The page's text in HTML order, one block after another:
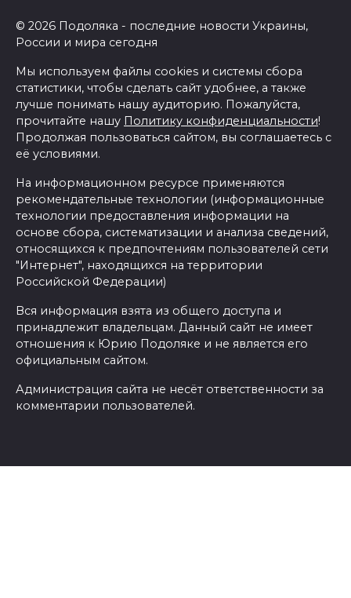
© 2026 Подоляка - последние новости Украины,
России и мира сегодня
Мы используем файлы cookies и системы сбора
статистики, чтобы сделать сайт удобнее, а также
лучше понимать нашу аудиторию. Пожалуйста,
прочитайте нашу Политику конфиденциальности!
Продолжая пользоваться сайтом, вы соглашаетесь с
её условиями.
На информационном ресурсе применяются
рекомендательные технологии (информационные
технологии предоставления информации на
основе сбора, систематизации и анализа сведений,
относящихся к предпочтениям пользователей сети
"Интернет", находящихся на территории
Российской Федерации)
Вся информация взята из общего доступа и
принадлежит владельцам. Данный сайт не имеет
отношения к Юрию Подоляке и не является его
официальным сайтом.
Администрация сайта не несёт ответственности за
комментарии пользователей.